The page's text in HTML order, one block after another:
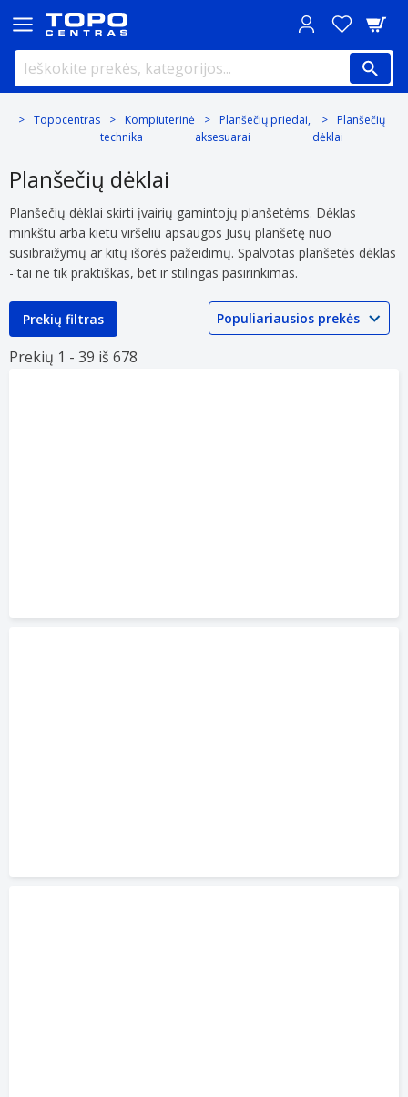
Topocentras
Kompiuterinė
technika
Planšečių priedai,
aksesuarai
Planšečių
dėklai
Planšečių dėklai
Planšečių dėklai skirti įvairių gamintojų planšetėms. Dėklas
minkštu arba kietu viršeliu apsaugos Jūsų planšetę nuo
susibraižymų ar kitų išorės pažeidimų. Spalvotas planšetės dėklas
- tai ne tik praktiškas, bet ir stilingas pasirinkimas.
Prekių filtras
Prekių 1 - 39 iš 678